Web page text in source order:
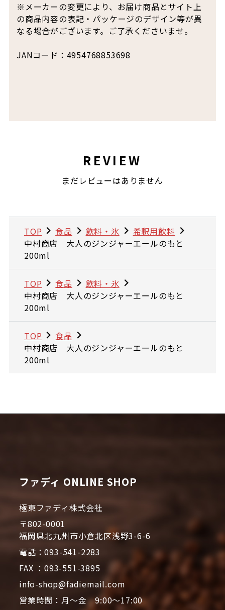
※メーカーの変更により、お届け商品とサイト上
の商品内容の表記・パッケージのデザイン等が異
なる場合がございます。ご了承くださいませ。
JANコード：4954768853698
REVIEW
まだレビューはありません
TOP 食品 飲料・氷
希釈用飲料
中村商店 大人のジンジャーエールのもと
200ml
TOP 食品
飲料・氷
中村商店 大人のジンジャーエールのもと
200ml
TOP
食品
中村商店 大人のジンジャーエールのもと
200ml
ファディ ONLINE SHOP
極東ファディ株式会社
〒802-0001
福岡県北九州市小倉北区浅野3-6-6
電話：093-541-2283
FAX ：093-551-3895
info-shop@fadiemail.com
営業時間：月～金 9:00～17:00